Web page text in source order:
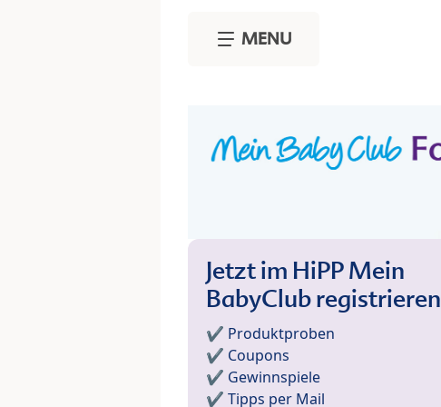
MENU
Jetzt im HiPP Mein
BabyClub registrieren
✔️ Produktproben
✔️ Coupons
✔️ Gewinnspiele
✔️ Tipps per Mail